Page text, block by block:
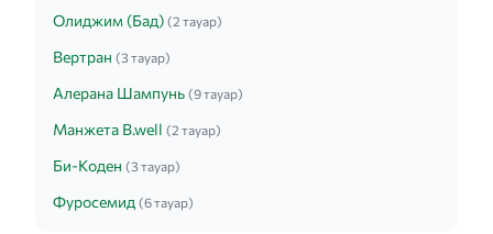
Олиджим (Бад) (2 тауар)
Вертран (3 тауар)
Алерана Шампунь (9 тауар)
Манжета B.well (2 тауар)
Би-Коден (3 тауар)
Фуросемид (6 тауар)